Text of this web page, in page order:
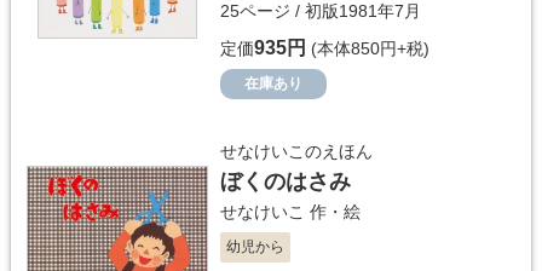
25ページ / 初版1981年7月
定価935円 (本体850円+税)
在庫あり
せなけいこのえほん
ぼくのはさみ
せなけいこ 作・絵
幼児から